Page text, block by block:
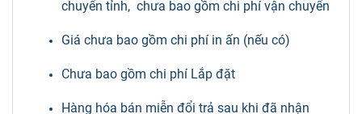
chuyển tỉnh, chưa bao gồm chi phí vận chuyển
Giá chưa bao gồm chi phí in ấn (nếu có)
Chưa bao gồm chi phí Lắp đặt
Hàng hóa bán miễn đổi trả sau khi đã nhận